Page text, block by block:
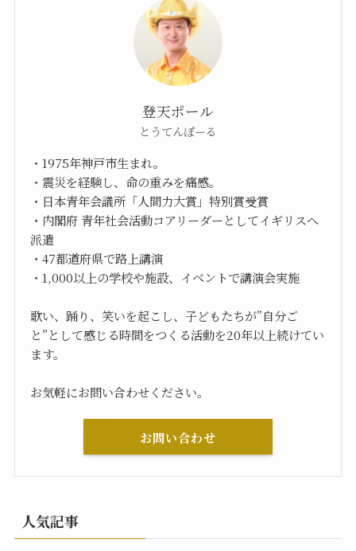
登天ポール
とうてんぽーる
・1975年神戸市生まれ。
・震災を経験し、命の重みを痛感。
・日本青年会議所「人間力大賞」特別賞受賞
・内閣府 青年社会活動コアリーダーとしてイギリスへ
派遣
・47都道府県で路上講演
・1,000以上の学校や施設、イベントで講演会実施
歌い、踊り、笑いを起こし、子どもたちが”自分ご
と”として感じる時間をつくる活動を20年以上続けてい
ます。
お気軽にお問い合わせください。
お問い合わせ
人気記事